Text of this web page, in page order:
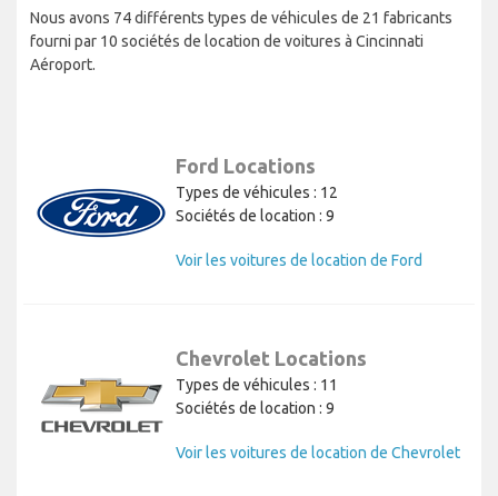
Nous avons 74 différents types de véhicules de 21 fabricants
fourni par 10 sociétés de location de voitures à Cincinnati
Aéroport.
Ford Locations
Types de véhicules : 12
Sociétés de location : 9
Voir les voitures de location de Ford
Chevrolet Locations
Types de véhicules : 11
Sociétés de location : 9
Voir les voitures de location de Chevrolet